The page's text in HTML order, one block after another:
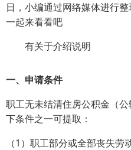
日，小编通过网络媒体进行
一起来看看吧
有关于介绍说明
一、申请条件
职工无未结清住房公积金（
下条件之一可提取：
（1）职工部分或全部丧失